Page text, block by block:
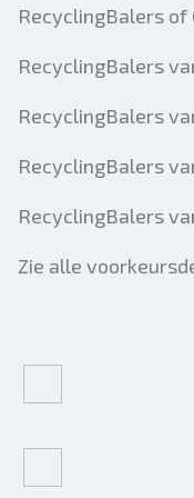
RecyclingBalers of
RecyclingBalers
RecyclingBalers
RecyclingBalers
RecyclingBalers
Zie alle